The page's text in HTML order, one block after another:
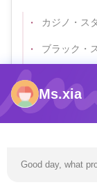
カジノ・スタンダード
ブラック・スクエア・
賭博テーブル 専
Ms.xia
Good day, what